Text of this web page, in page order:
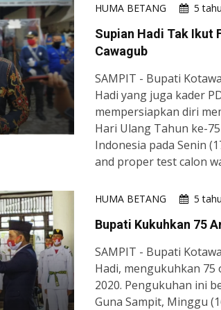
HUMA BETANG 5
Supian Hadi Tak Ikut
Cawagub
SAMPIT - Bupati
Hadi yang juga kader
mempersiapkan diri
Hari Ulang Tahun ke-
Indonesia pada Senin
and proper test calon
HUMA BETANG 5
Bupati Kukuhkan 75
SAMPIT - Bupati
Hadi, mengukuhkan
2020. Pengukuhan ini
Guna Sampit, Minggu